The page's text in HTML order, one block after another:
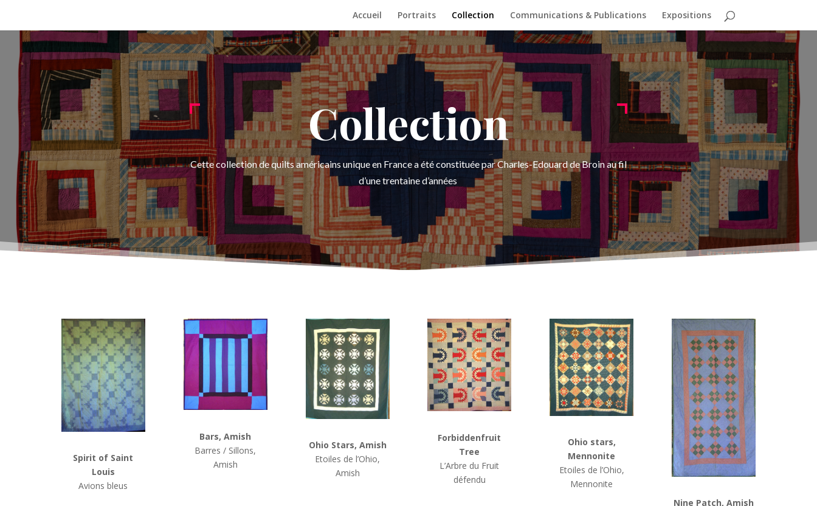
Accueil Portraits Collection Communications & Publications Expositions
Collection
Cette collection de quilts américains unique en France a été constituée par Charles-Edouard de Broin au fil
d’une trentaine d’années
Spirit of Saint
Louis
Avions bleus
Bars, Amish
Barres / Sillons,
Amish
Ohio Stars, Amish
Etoiles de l’Ohio,
Amish
Forbiddenfruit
Tree
L’Arbre du Fruit
défendu
Ohio stars,
Mennonite
Etoiles de l’Ohio,
Mennonite
Nine Patch, Amish